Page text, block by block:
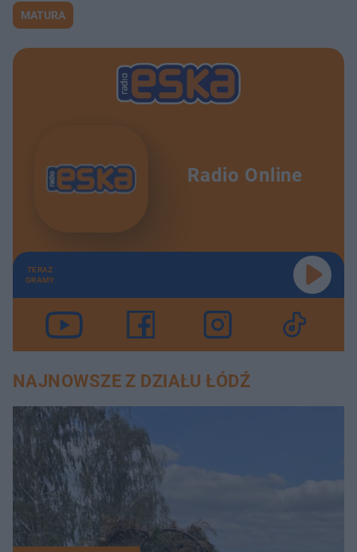
MATURA
Radio Online
TERAZ
GRAMY
NAJNOWSZE Z DZIAŁU ŁÓDŹ